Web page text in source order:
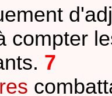
compter
7